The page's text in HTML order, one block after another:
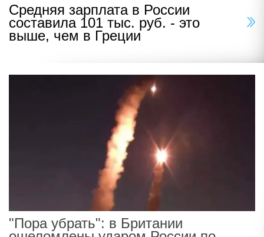
Средняя зарплата в России
составила 101 тыс. руб. - это
выше, чем в Греции
"Пора убрать": в Британии